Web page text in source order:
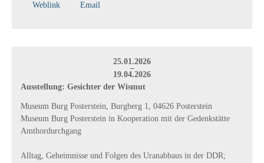
Weblink Email
25.01.2026
–
19.04.2026
Ausstellung: Gesichter der Wismut
Museum Burg Posterstein, Burgberg 1, 04626 Posterstein
Museum Burg Posterstein in Kooperation mit der Gedenkstätte
Amthordurchgang
Alltag, Geheimnisse und Folgen des Uranabbaus in der DDR;